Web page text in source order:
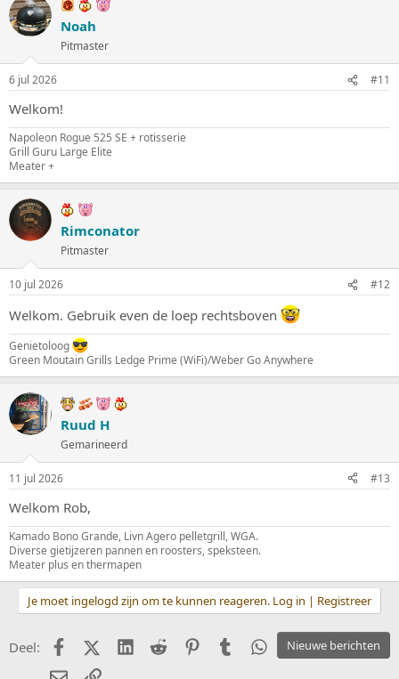
Noah
Pitmaster
6 jul 2026 #11
Welkom!
Napoleon Rogue 525 SE + rotisserie
Grill Guru Large Elite
Meater +
Rimconator
Pitmaster
10 jul 2026 #12
Welkom. Gebruik even de loep rechtsboven
Genietoloog
Green Moutain Grills Ledge Prime (WiFi)/Weber Go Anywhere
Ruud H
Gemarineerd
11 jul 2026 #13
Welkom Rob,
Kamado Bono Grande, Livn Agero pelletgrill, WGA.
Diverse gietijzeren pannen en roosters, speksteen.
Meater plus en thermapen
Je moet ingelogd zijn om te kunnen reageren. Log in | Registreer
Nieuwe berichten
Deel: FacebookX (Twitter)
LinkedIn
Reddit PinterestTumblrWhatsApp
E-mailkoppeling